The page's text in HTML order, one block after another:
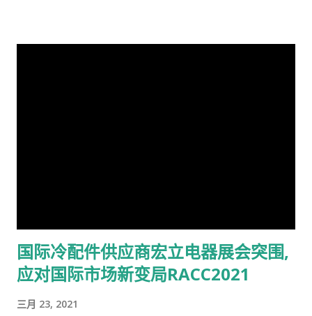
国际冷配件供应商宏立电器展会突围,
应对国际市场新变局RACC2021
三月 23, 2021